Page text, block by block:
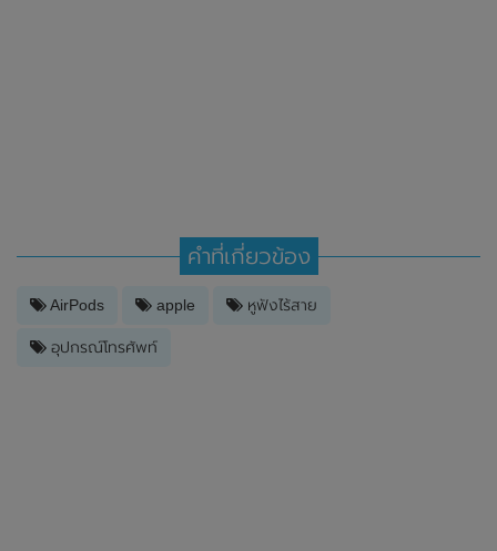
คำที่เกี่ยวข้อง
AirPods apple หูฟังไร้สาย
อุปกรณ์โทรศัพท์